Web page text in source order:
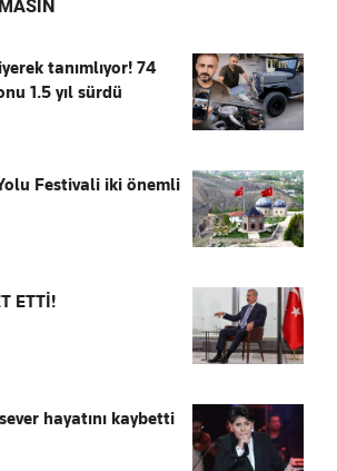
tanımlıyor! 74
1.5 yıl sürdü
Festivali iki önemli
ETTİ!
hayatını kaybetti